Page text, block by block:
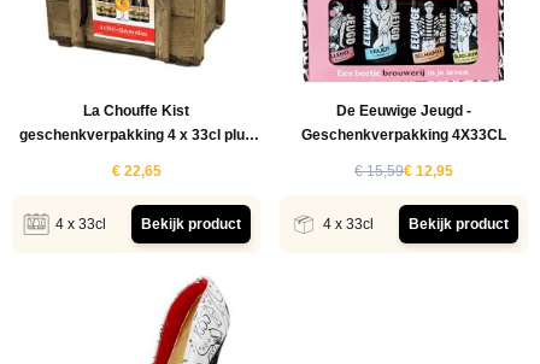
La Chouffe Kist
geschenkverpakking 4 x 33cl plus
€ 22,65
4 x 33cl Bekijk product
De Eeuwige Jeugd -
Geschenkverpakking 4X33CL
€ 15,59€ 12,95
4 x 33cl Bekijk product